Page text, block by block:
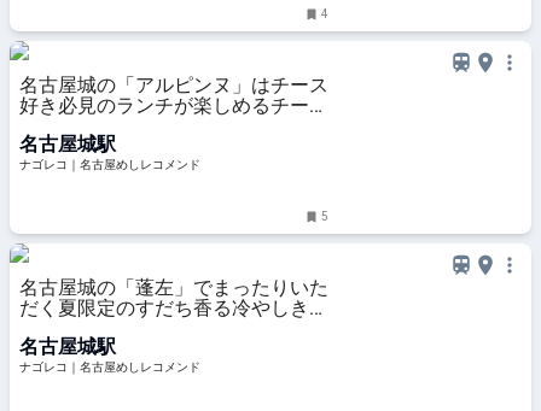
4
名古屋城の「アルピンヌ」はチース
好き必見のランチが楽しめるチーズ
名古屋城駅
ナゴレコ｜名古屋めしレコメンド
5
名古屋城の「蓬左」でまったりいた
だく夏限定のすだち香る冷やしきし
名古屋城駅
ナゴレコ｜名古屋めしレコメンド